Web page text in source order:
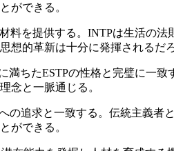
ができる。
料を提供する。INTPは生活の
想的革新は十分に発揮されるだろ
ちたESTPの性格と完璧に一
念と一脈通じる。
の追求と一致する。伝統主義
ができる。